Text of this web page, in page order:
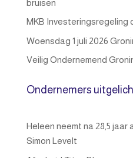
bruisen
MKB Investeringsregeling
Woensdag 1 juli 2026
Veilig Ondernemend
Ondernemers
Heleen neemt na 28,5
Simon Levelt